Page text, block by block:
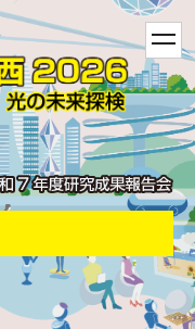
t
o
g
g
l
e
n
a
v
i
g
o